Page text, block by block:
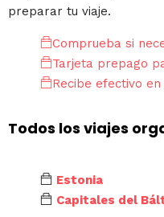
preparar tu viaje.
Comprueba si
Tarjeta prepago
Recibe efectivo
Todos los viajes
Estonia
Capitales del